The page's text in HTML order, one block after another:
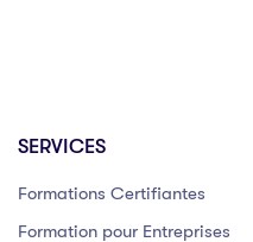
SERVICES
Formations Certifiantes
Formation pour Entreprises